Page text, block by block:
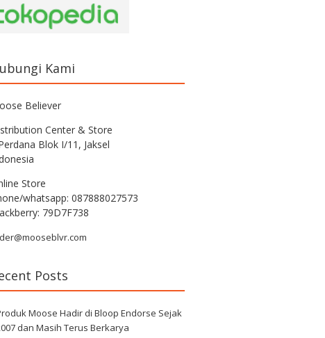
Kami
Believer
Center & Store
Blok I/11, Jaksel
Store
whatsapp: 087888027573
79D7F738
Posts
Moose Hadir di Bloop Endorse Sejak
dan Masih Terus Berkarya